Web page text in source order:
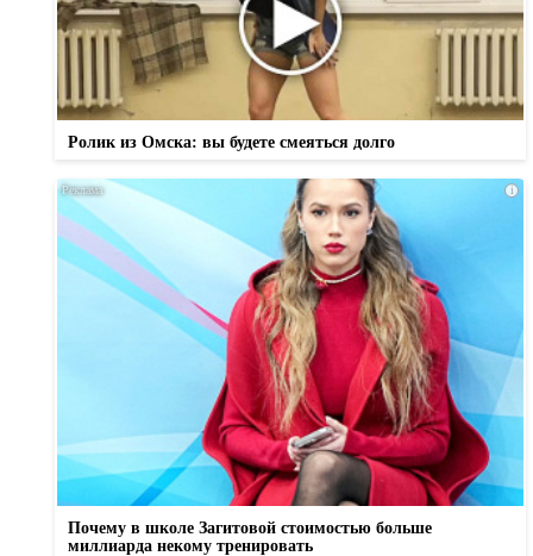
Ролик из Омска: вы будете смеяться долго
i
Почему в школе Загитовой стоимостью больше
миллиарда некому тренировать